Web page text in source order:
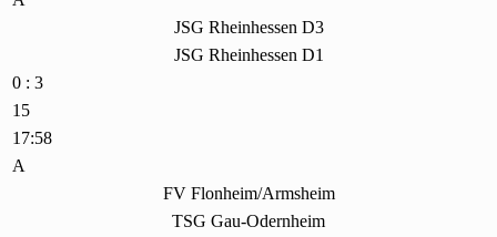
JSG Rheinhessen D3
JSG Rheinhessen D1
0 : 3
15
17:58
A
FV Flonheim/Armsheim
TSG Gau-Odernheim